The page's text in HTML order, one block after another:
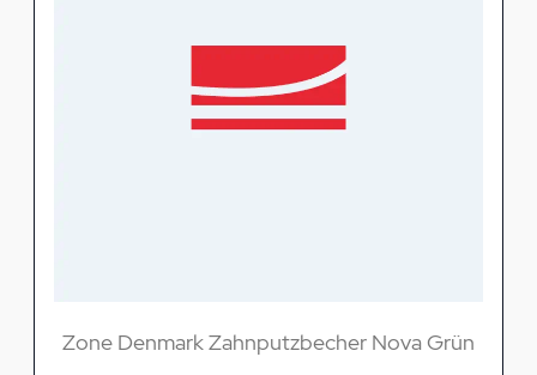
Zone Denmark Zahnputzbecher Nova Grün